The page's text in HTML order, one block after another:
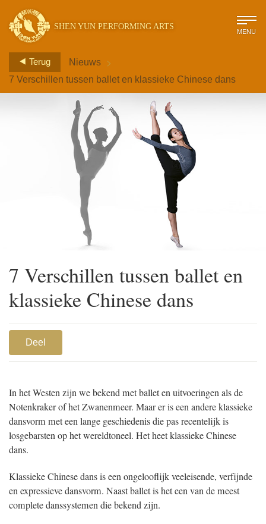
SHEN YUN PERFORMING ARTS MENU
Terug Nieuws >
7 Verschillen tussen ballet en klassieke Chinese dans
7 Verschillen tussen ballet en
klassieke Chinese dans
Deel
In het Westen zijn we bekend met ballet en uitvoeringen als de
Notenkraker of het Zwanenmeer. Maar er is een andere klassieke
dansvorm met een lange geschiedenis die pas recentelijk is
losgebarsten op het wereldtoneel. Het heet klassieke Chinese
dans.
Klassieke Chinese dans is een ongelooflijk veeleisende, verfijnde
en expressieve dansvorm. Naast ballet is het een van de meest
complete danssystemen die bekend zijn.